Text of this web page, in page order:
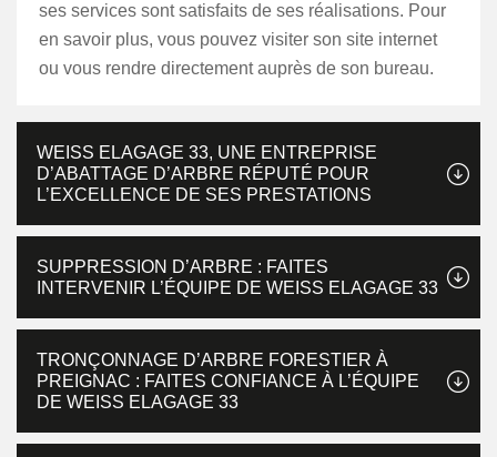
ses services sont satisfaits de ses réalisations. Pour
en savoir plus, vous pouvez visiter son site internet
ou vous rendre directement auprès de son bureau.
WEISS ELAGAGE 33, UNE ENTREPRISE
D’ABATTAGE D’ARBRE RÉPUTÉ POUR
L’EXCELLENCE DE SES PRESTATIONS
SUPPRESSION D’ARBRE : FAITES
INTERVENIR L’ÉQUIPE DE WEISS ELAGAGE 33
TRONÇONNAGE D’ARBRE FORESTIER À
PREIGNAC : FAITES CONFIANCE À L’ÉQUIPE
DE WEISS ELAGAGE 33